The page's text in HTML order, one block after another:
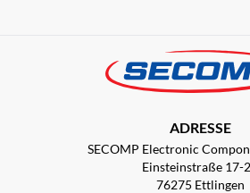
ADRESSE
SECOMP Electronic
Einsteinstraße 17-
76275 Ettlingen